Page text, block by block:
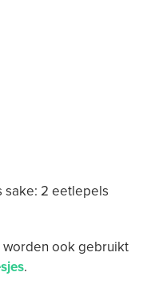
sake: 2 eetlepels
ook gebruikt
.